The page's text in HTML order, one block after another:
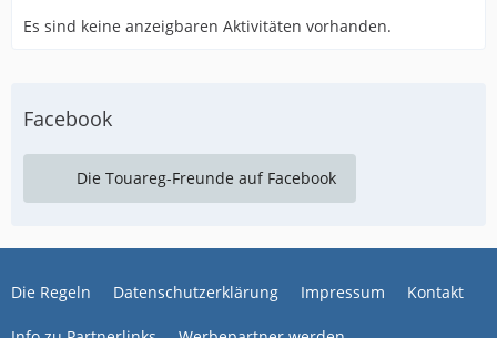
Es sind keine anzeigbaren Aktivitäten vorhanden.
Facebook
Die Touareg-Freunde auf Facebook
Die Regeln Datenschutzerklärung Impressum Kontakt